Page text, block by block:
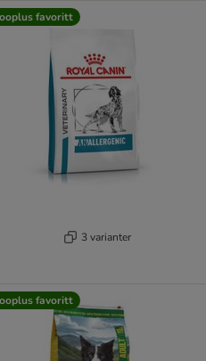
favoritt
3 varianter
favoritt